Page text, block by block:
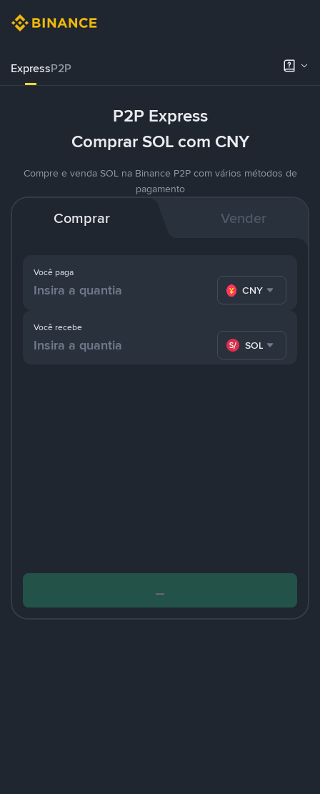
ExpressP2P
P2P Express
Comprar SOL com CNY
Compre e venda SOL na Binance P2P com vários métodos de
pagamento
Comprar Vender
Você paga
CNY
Você recebe
SOL